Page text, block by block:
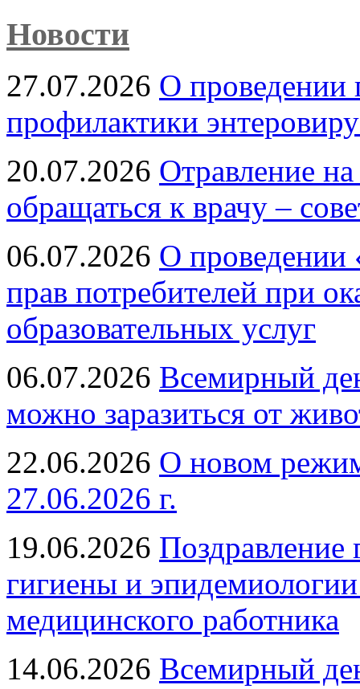
Новости
27.07.2026 О проведении
профилактики
20.07.2026 Отравление
обращаться к врачу –
06.07.2026 О проведении
прав потребителей при
образовательных услуг
06.07.2026 Всемирный
можно заразиться от
22.06.2026 О новом
27.06.2026 г.
19.06.2026 Поздравление
гигиены и
медицинского работника
14.06.2026 Всемирный